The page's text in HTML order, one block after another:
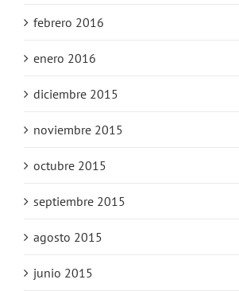
febrero 2016
enero 2016
diciembre 2015
noviembre 2015
octubre 2015
septiembre 2015
agosto 2015
junio 2015